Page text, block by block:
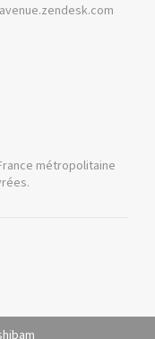
métropolitaine